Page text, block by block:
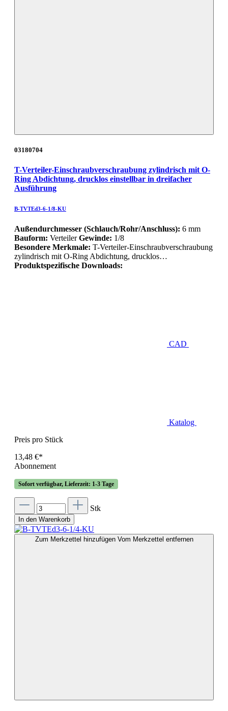
03180704
T-Verteiler-Einschraubverschraubung zylindrisch mit O-
Ring Abdichtung, drucklos einstellbar in dreifacher
Ausführung
B-TVTEd3-6-1/8-KU
Außendurchmesser (Schlauch/Rohr/Anschluss): 6 mm
Bauform: VerteilerGewinde: 1/8
Besondere Merkmale: T-Verteiler-Einschraubverschraubung
zylindrisch mit O-Ring Abdichtung, drucklos…
Produktspezifische Downloads:
CAD
Katalog
Preis pro Stück
13,48 €*
Abonnement
Sofort verfügbar, Lieferzeit: 1-3 Tage
Stk
In den Warenkorb
Zum Merkzettel hinzufügen Vom Merkzettel entfernen